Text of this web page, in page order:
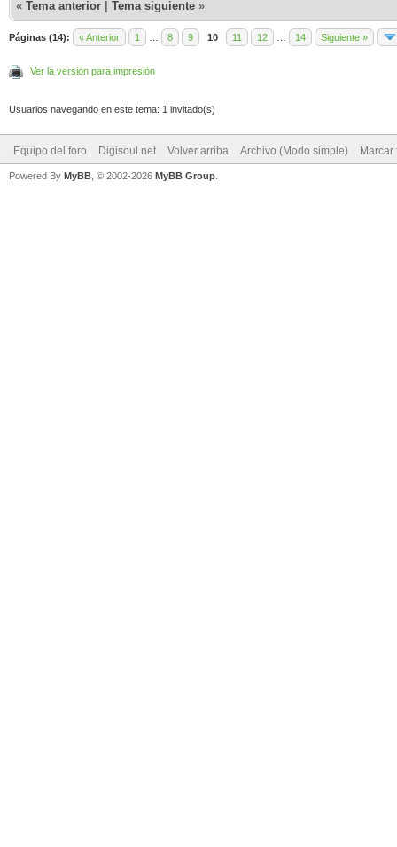
« Tema anterior Tema siguiente »
Páginas (14): « Anterior 1 8 9 10 11 12 14 Siguiente »
Ver la versión para impresión
Usuarios navegando en este tema: 1 invitado(s)
Equipo del foro Digisoul.net Volver arriba Archivo (Modo simple) Marcar
Powered By MyBB , © 2002-2026 MyBB Group